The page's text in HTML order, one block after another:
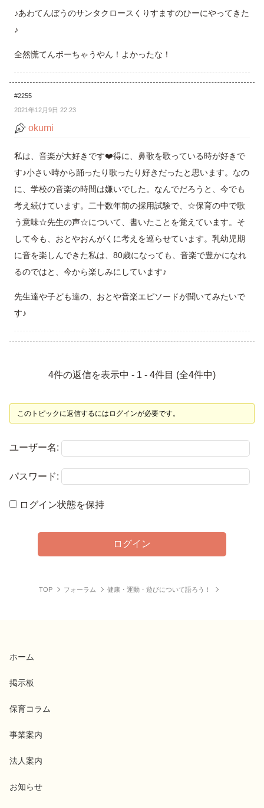
♪あわてんぼうのサンタクロースくりすますのひーにやってきた
♪
全然慌てんボーちゃうやん！よかったな！
#2255
2021年12月9日 22:23
okumi
私は、音楽が大好きです❤️得に、鼻歌を歌っている時が好きで
す♪小さい時から踊ったり歌ったり好きだったと思います。なの
に、学校の音楽の時間は嫌いでした。なんでだろうと、今でも
考え続けています。二十数年前の採用試験で、☆保育の中で歌
う意味☆先生の声☆について、書いたことを覚えています。そ
して今も、おとやおんがくに考えを巡らせています。乳幼児期
に音を楽しんできた私は、80歳になっても、音楽で豊かになれ
るのではと、今から楽しみにしています♪
先生達や子ども達の、おとや音楽エピソードが聞いてみたいで
す♪
4件の返信を表示中 - 1 - 4件目 (全4件中)
このトピックに返信するにはログインが必要です。
ユーザー名:
パスワード:
ログイン状態を保持
ログイン
TOP フォーラム 健康・運動・遊びについて語ろう！
ホーム
掲示板
保育コラム
事業案内
法人案内
お知らせ